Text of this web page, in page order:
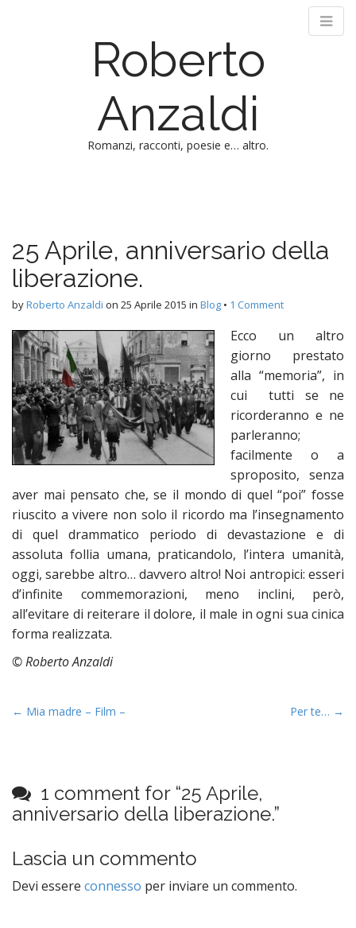
Roberto
Anzaldi
Romanzi, racconti, poesie e… altro.
n
m
e
n
t
o
c
o
n
t
e
n
t
25 Aprile, anniversario della
liberazione.
byRoberto Anzaldi on 25 Aprile 2015 in Blog • 1 Comment
Ecco un altro
giorno prestato
alla “memoria”, in
cui tutti se ne
ricorderanno e ne
parleranno;
facilmente o a
sproposito, senza
aver mai pensato che, se il mondo di quel “poi” fosse
riuscito a vivere non solo il ricordo ma l’insegnamento
di quel drammatico periodo di devastazione e di
assoluta follia umana, praticandolo, l’intera umanità,
oggi, sarebbe altro… davvero altro! Noi antropici: esseri
d’infinite commemorazioni, meno inclini, però,
all’evitare di reiterare il dolore, il male in ogni sua cinica
forma realizzata.
©Roberto Anzaldi
P
n
a
i
g
← Mia madre – Film – Per te… →
1 comment for “25 Aprile,
anniversario della liberazione.”
Lascia un commento
Devi essere connesso per inviare un commento.